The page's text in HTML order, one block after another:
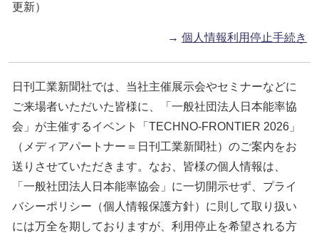
更新）
→ 個人情報利用停止手続き
日刊工業新聞社では、当社主催展示会やセミナーなどに
ご来場者いただいた皆様に、「一般社団法人日本能率協
会」が主催するイベント「TECHNO-FRONTIER 2026」
（メディアパートナー＝日刊工業新聞社）のご案内をお
送りさせていただきます。なお、皆様の個人情報は、
「一般社団法人日本能率協会」に一切開示せず、プライ
バシーポリシー（個人情報保護方針）に則して取り扱い
には万全を期しておりますが、利用停止を希望される方